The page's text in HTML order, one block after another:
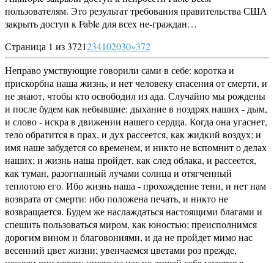
пользователям. Это результат требования правительства США
закрыть доступ к Fable для всех не-граждан…
Страница 1 из 3721234102030»372
Неправо умствующие говорили сами в себе: коротка и
прискорбна наша жизнь, и нет человеку спасения от смерти, и
не знают, чтобы кто освободил из ада. Случайно мы рождены
и после будем как небывшие: дыхание в ноздрях наших - дым,
и слово - искра в движении нашего сердца. Когда она угаснет,
тело обратится в прах, и дух рассеется, как жидкий воздух; и
имя наше забудется со временем, и никто не вспомнит о делах
наших; и жизнь наша пройдет, как след облака, и рассеется,
как туман, разогнанный лучами солнца и отягченный
теплотою его. Ибо жизнь наша - прохождение тени, и нет нам
возврата от смерти: ибо положена печать, и никто не
возвращается. Будем же наслаждаться настоящими благами и
спешить пользоваться миром, как юностью; преисполнимся
дорогим вином и благовониями, и да не пройдет мимо нас
весенний цвет жизни; увенчаемся цветами роз прежде,